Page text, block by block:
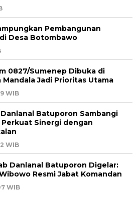
Pembangunan
Desa Botombawo
0827/Sumenep Dibuka di
Mandala Jadi Prioritas Utama
WIB
Batuporon Sambangi
Perkuat Sinergi dengan
WIB
Danlanal Batuporon Digelar:
Resmi Jabat Komandan
WIB